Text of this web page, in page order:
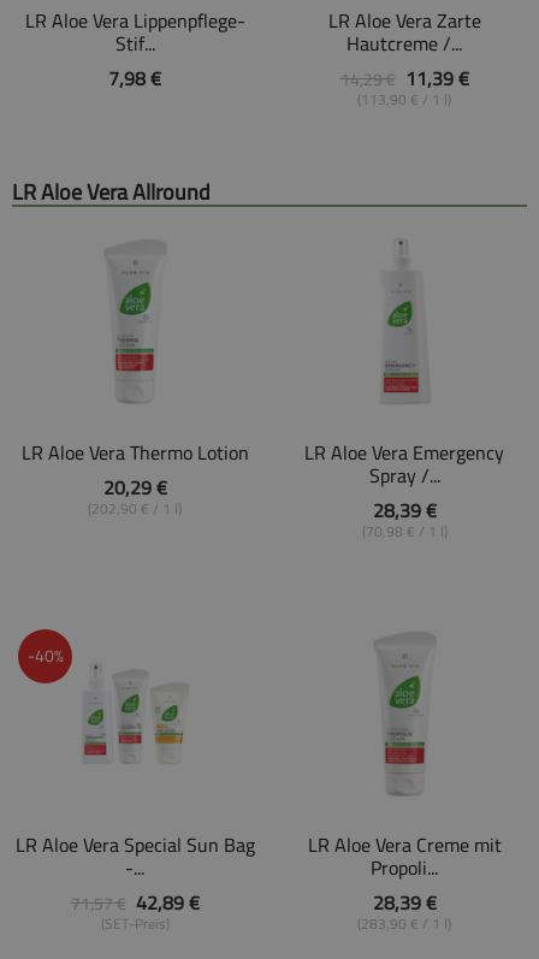
LR Aloe Vera Lippenpflege-
Stif...
7,98 €
LR Aloe Vera Zarte
Hautcreme /...
14,29 € 11,39 €
(113,90 € / 1 l)
LR Aloe Vera Allround
LR Aloe Vera Thermo Lotion
20,29 €
(202,90 € / 1 l)
LR Aloe Vera Emergency
Spray /...
28,39 €
(70,98 € / 1 l)
LR Aloe Vera Special Sun Bag
-...
-40%
71,57 € 42,89 €
(SET-Preis)
LR Aloe Vera Creme mit
Propoli...
28,39 €
(283,90 € / 1 l)